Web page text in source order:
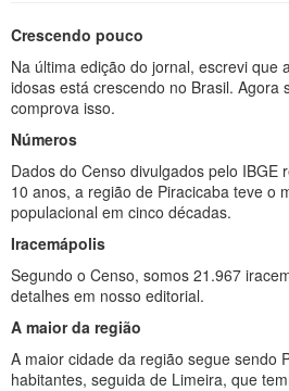
Crescendo pouco
Na última edição do jornal, escrevi que
idosas está crescendo no Brasil. Agora
comprova isso.
Números
Dados do Censo divulgados pelo IBGE
10 anos, a região de Piracicaba teve o
populacional em cinco décadas.
Iracemápolis
Segundo o Censo, somos 21.967
detalhes em nosso editorial.
A maior da região
A maior cidade da região segue sendo
habitantes, seguida de Limeira, que